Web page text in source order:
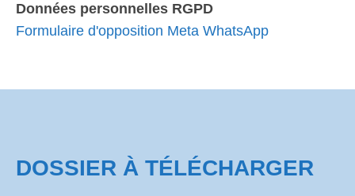
Données personnelles RGPD
Formulaire d'opposition Meta WhatsApp
DOSSIER À TÉLÉCHARGER